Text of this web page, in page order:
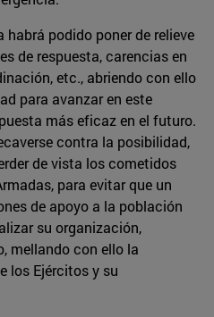
podido poner de relieve
de respuesta, carencias en
etc., abriendo con ello
para avanzar en este
más eficaz en el futuro.
contra la posibilidad,
de vista los cometidos
para evitar que un
de apoyo a la población
su organización,
mellando con ello la
los Ejércitos y su